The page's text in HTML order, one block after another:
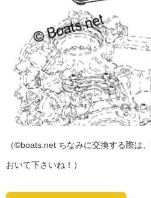
（©boats.net ちなみに交換する際は、
おいて下さいね！）